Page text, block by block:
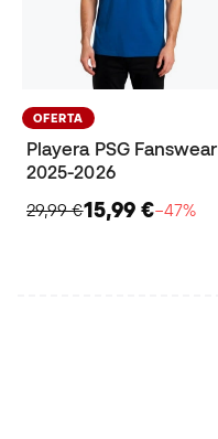
OFERTA
Playera PSG Fanswear
2025-2026
29,99 €15,99 €−47%